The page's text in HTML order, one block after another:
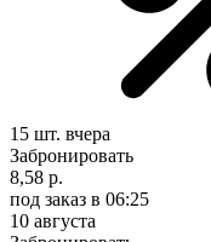
15 шт. вчера
Забронировать
8,58 р.
под заказ в 06:25
10 августа